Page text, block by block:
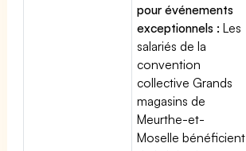
pour événements
exceptionnels : Les
salariés de la
convention
collective Grands
magasins de
Meurthe-et-
Moselle bénéficient